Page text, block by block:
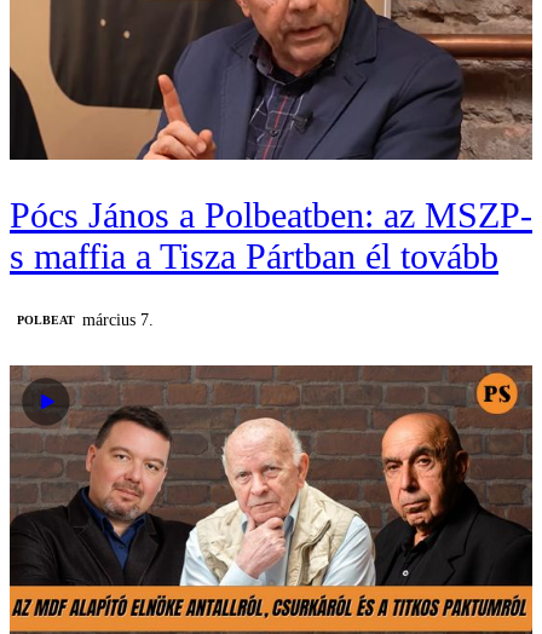
Pócs János a Polbeatben: az MSZP-
s maffia a Tisza Pártban él tovább
‎POLBEAT március 7.